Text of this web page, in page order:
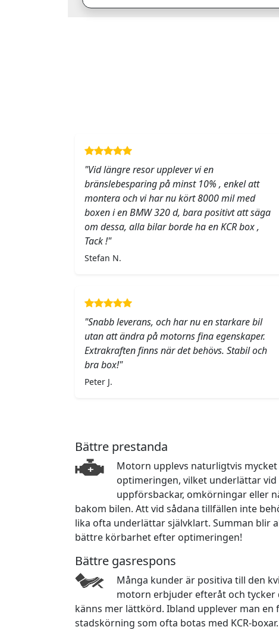
"Vid längre resor upplever vi en
bränslebesparing på minst 10% , enkel att
montera och vi har nu kört 8000 mil med
boxen i en BMW 320 d, bara positivt att säga
om dessa, alla bilar borde ha en KCR box ,
Tack !"
Stefan N.
"Snabb leverans, och har nu en starkare bil
utan att ändra på motorns fina egenskaper.
Extrakraften finns när det behövs. Stabil och
bra box!"
Peter J.
Bättre prestanda
Motorn upplevs naturligtvis
optimeringen, vilket underlättar
uppförsbackar, omkörningar eller
bakom bilen. Att vid sådana tillfällen inte
lika ofta underlättar självklart. Summan blir
bättre körbarhet efter optimeringen!
Bättre gasrespons
Många kunder är positiva till den
motorn erbjuder efteråt och tycker
känns mer lättkörd. Ibland upplever man
stadskörning som ofta botas med KCR-boxar.